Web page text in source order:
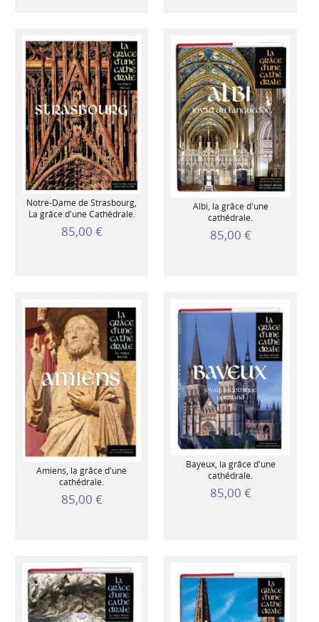
Notre-Dame de Strasbourg,
La grâce d'une Cathédrale.
85,00 €
Albi, la grâce d'une
cathédrale.
85,00 €
Amiens, la grâce d'une
cathédrale.
85,00 €
Bayeux, la grâce d'une
cathédrale.
85,00 €